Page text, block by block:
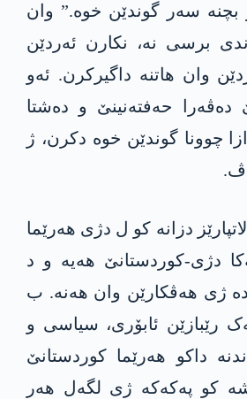
بچنە سەر گوندێن خوە.” وان
برسی نە، نکارن ئەردێن
وان ھاتنە داگیرکرن. ئەو
دەڤەرا حەفتەنینێ و دەشتا
چوونا گوندێن خوە دکرن، ژ
دزانە کو ل دژی ھەرێما
دژی-کوردستانێ ھەیە و د
ژی ھەڤکارێن وان ھەنە. ب
رێبازێن ئابۆری، سیاسی و
داکو ھەرێما کوردستانێ
کو پەکەکە ژی لگەل ھەر